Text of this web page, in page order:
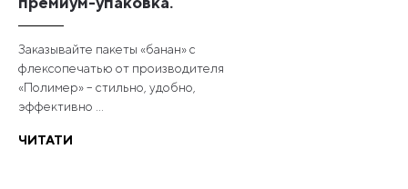
Заказывайте пакеты «банан» с
флексопечатью от производителя
«Полимер» – стильно, удобно,
эффективно ...
ЧИТАТИ